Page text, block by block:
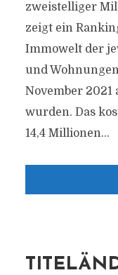
zweistelliger
zeigt ein
Immowelt der
und
November 2021
wurden. Das
14,4 Millionen...